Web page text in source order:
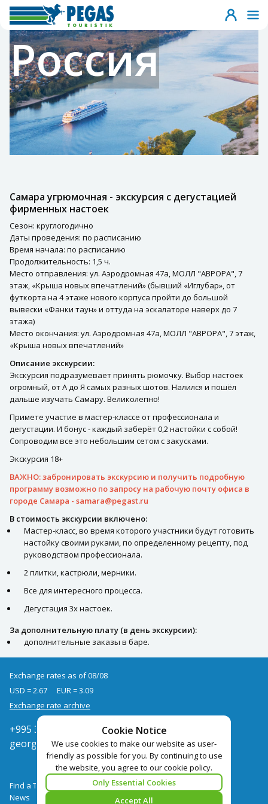
Россия
Самара угрюмочная - экскурсия с дегустацией
фирменных настоек
Сезон: круглогодично
Даты проведения: по расписанию
Время начала: по расписанию
Продолжительность: 1,5 ч.
Место отправления: ул. Аэродромная 47а, МОЛЛ "АВРОРА", 7
этаж, «Крыша новых впечатлений» (бывший «Иглубар», от
футкорта на 4 этаже нового корпуса пройти до большой
вывески «Фанки таун» и оттуда на эскалаторе наверх до 7
этажа)
Место окончания: ул. Аэродромная 47а, МОЛЛ "АВРОРА", 7 этаж,
«Крыша новых впечатлений»
Описание экскурсии:
Экскурсия подразумевает принять рюмочку. Выбор настоек
огромный, от А до Я самых разных шотов. Налился и пошёл
дальше изучать Самару. Великолепно!
Примете участие в мастер-классе от профессионала и
дегустации. И бонус - каждый заберёт 0,2 настойки с собой!
Сопроводим все это небольшим сетом с закусками.
Экскурсия 18+
ВАЖНО: забронировать экскурсию и получить подробную
программу возможно по запросу на рабочую почту офиса в
городе Самара - samara@pegast.ru
В стоимость экскурсии включено:
Мастер-класс, во время которого участники будут готовить
настойку своими руками, по определенному рецепту, под
руководством профессионала.
2 плитки, кастрюли, мерники.
Все для интересного процесса.
Дегустация 3х настоек.
За дополнительную плату (в день экскурсии):
дополнительные заказы в баре.
Cookie Notice
We use cookies to make our website as user-
friendly as possible for you. By continuing to use
the website, you agree to our cookie policy.
Only Essential Cookies
Accept All
Exchange rates as of 08/08
USD = 2.67
EUR = 3.09
Exchange rate archive
+995 322050666
georgia@pegast.ge
Find a Tour
News